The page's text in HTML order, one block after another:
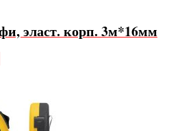
эласт. корп. 3м*16мм